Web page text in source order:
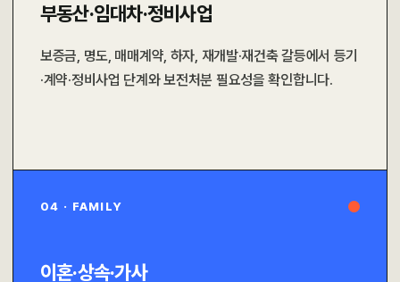
부동산·임대차·정비사업
보증금, 명도, 매매계약, 하자, 재개발·재건축 갈등에서 등기
·계약·정비사업 단계와 보전처분 필요성을 확인합니다.
04 · FAMILY
이혼·상속·가사